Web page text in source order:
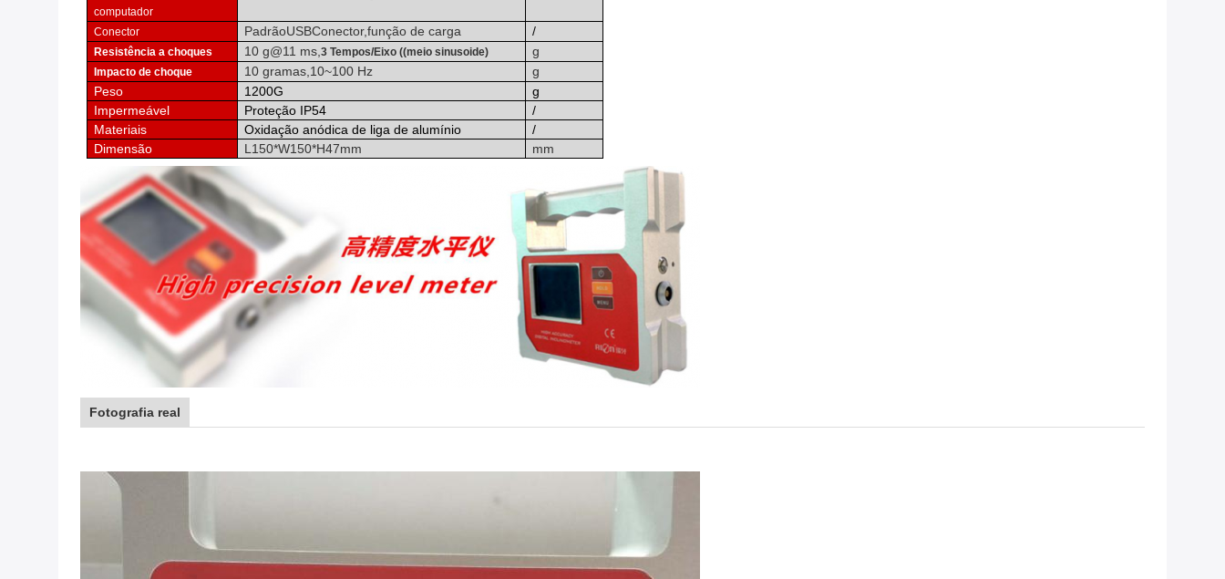
computador
Conector PadrãoUSBConector,função de carga /
Resistência a choques 10 g@11 ms,3 Tempos/Eixo ((meio sinusoide) g
Impacto de choque 10 gramas, 10~100 Hz
g
Peso
1200G
g
Impermeável
Proteção IP54
/
Materiais
Oxidação anódica de liga de alumínio
/
Dimensão
L150*W150*H47mm mm
Fotografia real